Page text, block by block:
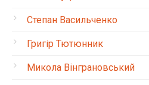
Степан Васильченко
Григір Тютюнник
Микола Вінграновський